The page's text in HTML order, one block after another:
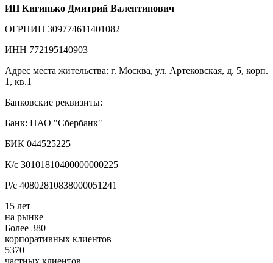
ИП Кигинько Дмитрий Валентинович
ОГРНИП 309774611401082
ИНН 772195140903
Адрес места жительства: г. Москва, ул. Артековская, д. 5, корп.
1, кв.1
Банковские реквизиты:
Банк: ПАО "Сбербанк"
БИК 044525225
К/с 30101810400000000225
Р/с 40802810838000051241
15 лет
на рынке
Более 380
корпоративных клиентов
5370